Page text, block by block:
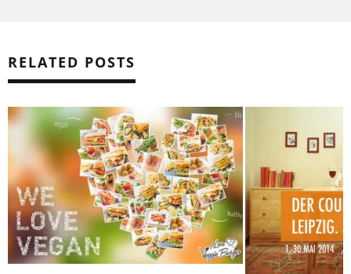
RELATED POSTS